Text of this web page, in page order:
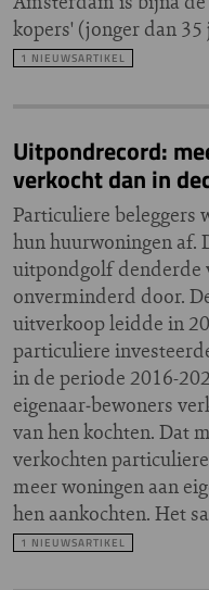
kopers' (jonger dan 35
1 NIEUWSARTIKEL
Uitpondrecord:
verkocht dan in
Particuliere beleggers
hun huurwoningen af.
uitpondgolf denderde
onverminderd door.
uitverkoop leidde in
particuliere
in de periode 2016-
eigenaar‑bewoners
van hen kochten. Dat
verkochten
meer woningen aan
hen aankochten. Het
1 NIEUWSARTIKEL